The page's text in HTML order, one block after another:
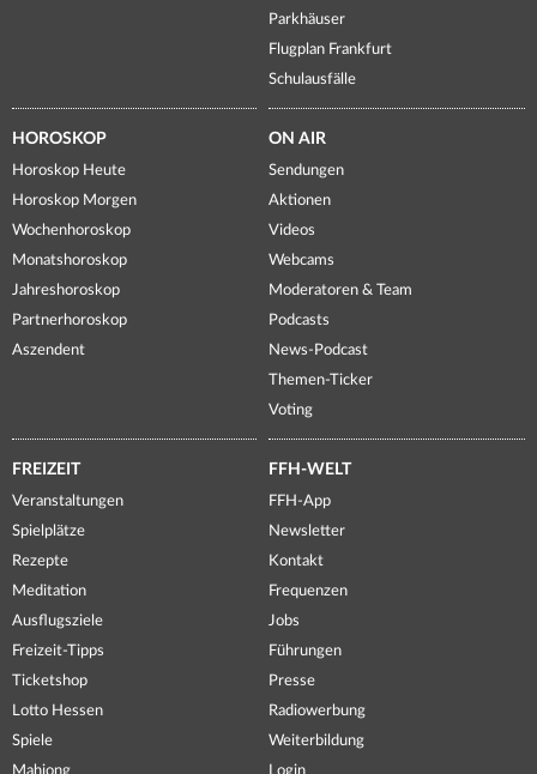
Parkhäuser
Flugplan Frankfurt
Schulausfälle
HOROSKOP
Horoskop Heute
Horoskop Morgen
Wochenhoroskop
Monatshoroskop
Jahreshoroskop
Partnerhoroskop
Aszendent
ON AIR
Sendungen
Aktionen
Videos
Webcams
Moderatoren & Team
Podcasts
News-Podcast
Themen-Ticker
Voting
FREIZEIT
Veranstaltungen
Spielplätze
Rezepte
Meditation
Ausflugsziele
Freizeit-Tipps
Ticketshop
Lotto Hessen
Spiele
FFH-WELT
FFH-App
Newsletter
Kontakt
Frequenzen
Jobs
Führungen
Presse
Radiowerbung
Weiterbildung